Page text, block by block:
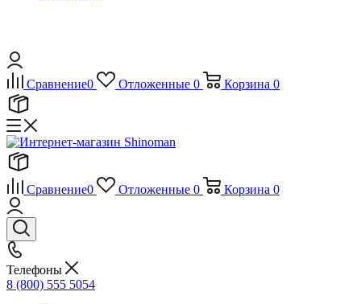
Сравнение0 Отложенные 0 Корзина 0
Сравнение0 Отложенные 0 Корзина 0
Телефоны
8 (800) 555 5054